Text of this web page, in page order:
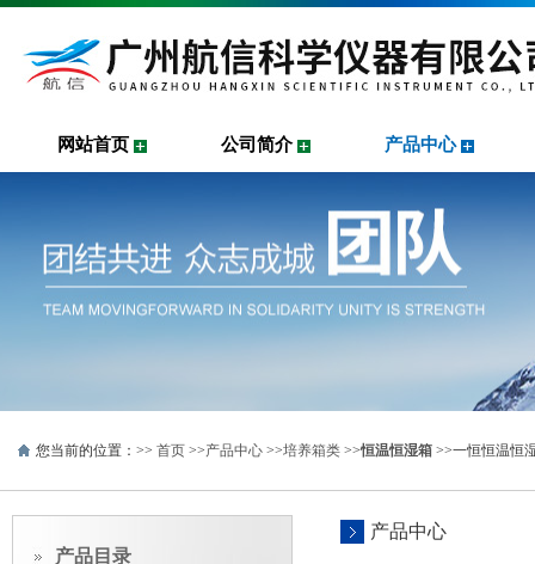
网站首页 公司简介 产品中心
您当前的位置：>> 首页 >>产品中心 >>培养箱类 >>恒温恒湿箱 >>一恒恒温恒
产品目录
产品中心